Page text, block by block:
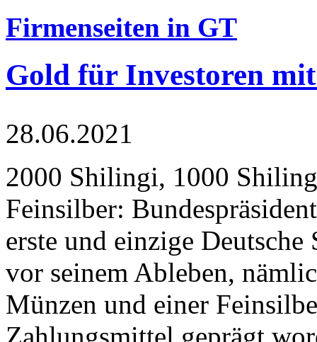
Firmenseiten in GT
Gold für Investoren
28.06.2021
2000 Shilingi, 1000
Feinsilber:
erste und einzige Deutsche
vor seinem Ableben,
Münzen und einer
Zahlungsmittel geprägt